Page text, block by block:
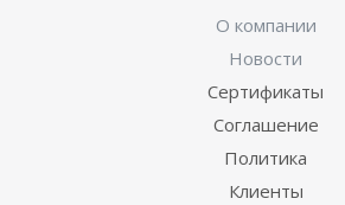
О компании
Новости
Сертификаты
Соглашение
Политика
Клиенты